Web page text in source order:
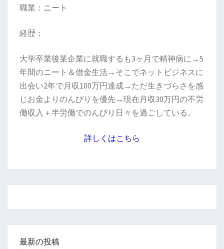
職業：ニート
経歴：
大学卒業後某企業に就職するも3ヶ月で精神病に→5
年間のニート＆借金生活→そこでネットビジネスに
出会い2年で月収100万円達成→ただ生きづらさを感
じお金よりのんびりを優先→現在月収30万円の不労
働収入＋半労働でのんびり日々を過ごしている。
詳しくはこちら
最新の投稿